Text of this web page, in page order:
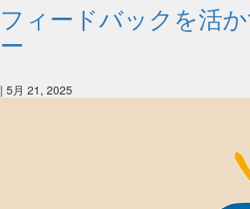
フィードバックを活
ー
| 5月 21, 2025